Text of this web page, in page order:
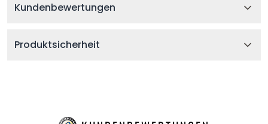
Kundenbewertungen
Produktsicherheit